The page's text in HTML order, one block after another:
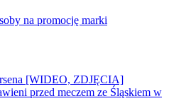
[WIDEO, ZDJĘCIA]
przed meczem ze Śląskiem w